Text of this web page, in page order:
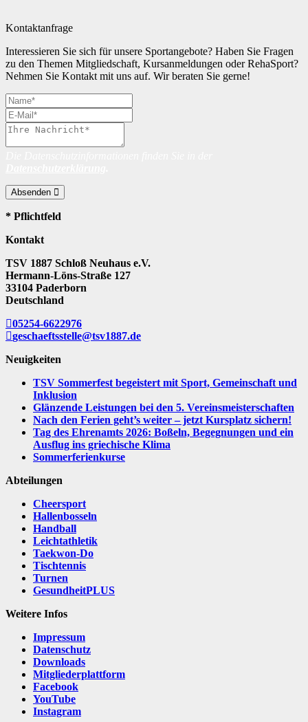
Kontaktanfrage
Interessieren Sie sich für unsere Sportangebote? Haben Sie Fragen
zu den Themen Mitgliedschaft, Kursanmeldungen oder RehaSport?
Nehmen Sie Kontakt mit uns auf. Wir beraten Sie gerne!
Absenden
* Pflichtfeld
Kontakt
TSV 1887 Schloß Neuhaus e.V.
Hermann-Löns-Straße 127
33104 Paderborn
Deutschland
05254-6622976
geschaeftsstelle@tsv1887.de
Neuigkeiten
TSV Sommerfest begeistert mit Sport, Gemeinschaft und
Inklusion
Glänzende Leistungen bei den 5. Vereinsmeisterschaften
Nach den Ferien geht’s weiter – jetzt Kursplatz sichern!
Tag des Ehrenamts 2026: Boßeln, Begegnungen und ein
Ausflug ins griechische Klima
Sommerferienkurse
Abteilungen
Cheersport
Hallenbosseln
Handball
Leichtathletik
Taekwon-Do
Tischtennis
Turnen
GesundheitPLUS
Weitere Infos
Impressum
Datenschutz
Downloads
Mitgliederplattform
Facebook
YouTube
Instagram